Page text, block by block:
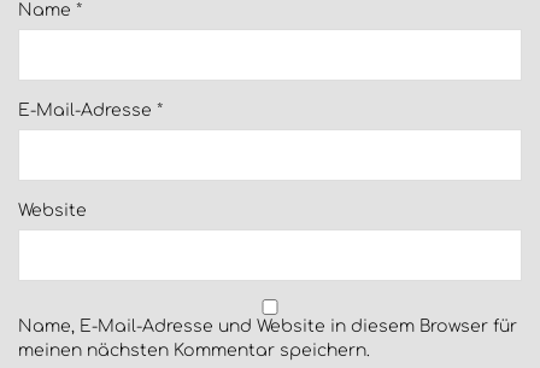
Name *
E-Mail-Adresse *
Website
Name, E-Mail-Adresse und Website in diesem Browser für
meinen nächsten Kommentar speichern.